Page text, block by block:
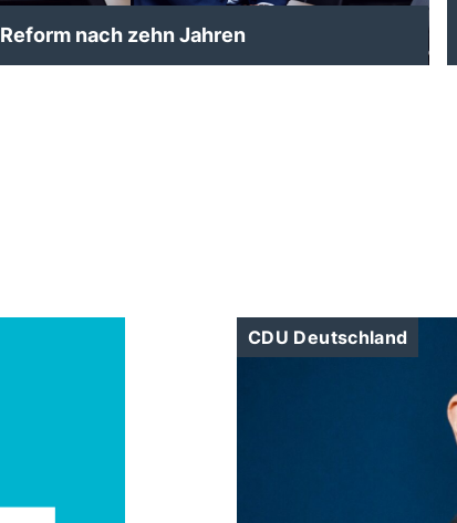
Reform nach zehn Jahren
CDU Deutschland